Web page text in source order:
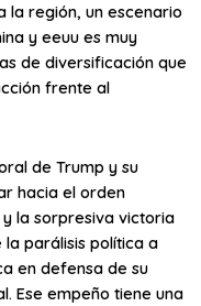
la región, un escenario
y eeuu es muy
de diversificación que
frente al
de Trump y su
hacia el orden
y la sorpresiva victoria
parálisis política a
en defensa de su
Ese empeño tiene una